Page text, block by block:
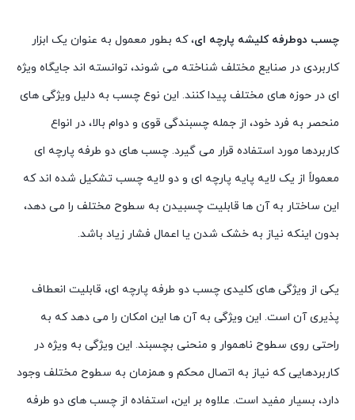
چسب دوطرفه کلیشه پارچه ای، که بطور معمول به عنوان یک ابزار
کاربردی در صنایع مختلف شناخته می شوند، توانسته اند جایگاه ویژه
ای در حوزه های مختلف پیدا کنند. این نوع چسب به دلیل ویژگی های
منحصر به فرد خود، از جمله چسبندگی قوی و دوام بالا، در انواع
کاربردها مورد استفاده قرار می گیرد. چسب های دو طرفه پارچه ای
معمولاً از یک لایه پایه پارچه ای و دو لایه چسب تشکیل شده اند که
این ساختار به آن ها قابلیت چسبیدن به سطوح مختلف را می دهد،
بدون اینکه نیاز به خشک شدن یا اعمال فشار زیاد باشد.
یکی از ویژگی های کلیدی چسب دو طرفه پارچه ای، قابلیت انعطاف
پذیری آن است. این ویژگی به آن ها این امکان را می دهد که به
راحتی روی سطوح ناهموار و منحنی بچسبند. این ویژگی به ویژه در
کاربردهایی که نیاز به اتصال محکم و همزمان به سطوح مختلف وجود
دارد، بسیار مفید است. علاوه بر این، استفاده از چسب های دو طرفه